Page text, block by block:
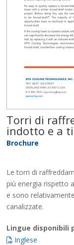
Torri di
indotto e a
Brochure
Le torri di
più energia rispetto
e sono
canalizzate.
Lingue disponibili
Inglese